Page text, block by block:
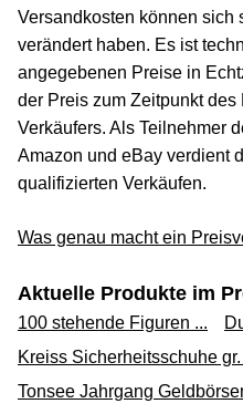
Versandkosten können sich
verändert haben. Es ist
angegebenen Preise in
der Preis zum Zeitpunkt
Verkäufers. Als Teilnehmer
Amazon und eBay verdient
qualifizierten Verkäufen.
Was genau macht ein
Aktuelle Produkte im
100 stehende Figuren ...
Kreiss Sicherheitsschuhe gr.
Tonsee Jahrgang